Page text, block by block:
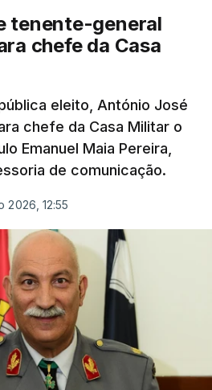
tenente-general
chefe da Casa
eleito, António José
chefe da Casa Militar o
Emanuel Maia Pereira,
de comunicação.
2026, 12:55